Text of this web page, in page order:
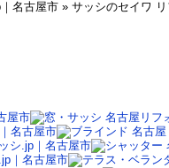
名古屋市 » サッシのセイワ